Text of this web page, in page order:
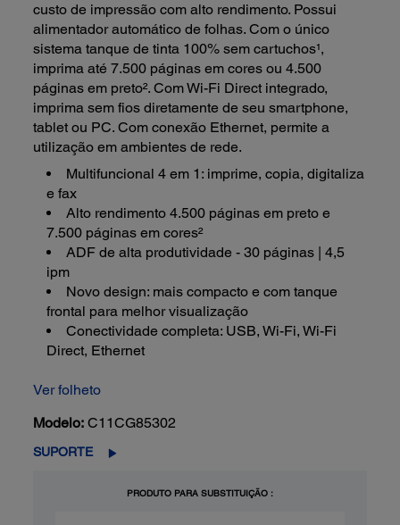
custo de impressão com alto rendimento. Possui
alimentador automático de folhas. Com o único
sistema tanque de tinta 100% sem cartuchos¹,
imprima até 7.500 páginas em cores ou 4.500
páginas em preto². Com Wi-Fi Direct integrado,
imprima sem fios diretamente de seu smartphone,
tablet ou PC. Com conexão Ethernet, permite a
utilização em ambientes de rede.
Multifuncional 4 em 1: imprime, copia, digitaliza
e fax
Alto rendimento 4.500 páginas em preto e
7.500 páginas em cores²
ADF de alta produtividade - 30 páginas | 4,5
ipm
Novo design: mais compacto e com tanque
frontal para melhor visualização
Conectividade completa: USB, Wi-Fi, Wi-Fi
Direct, Ethernet
Ver folheto
Modelo: C11CG85302
SUPORTE
PRODUTO PARA SUBSTITUIÇÃO :